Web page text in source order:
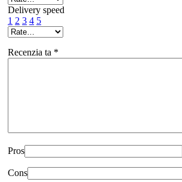
Delivery speed
1 2 3 4 5
Recenzia ta *
Pros
Cons